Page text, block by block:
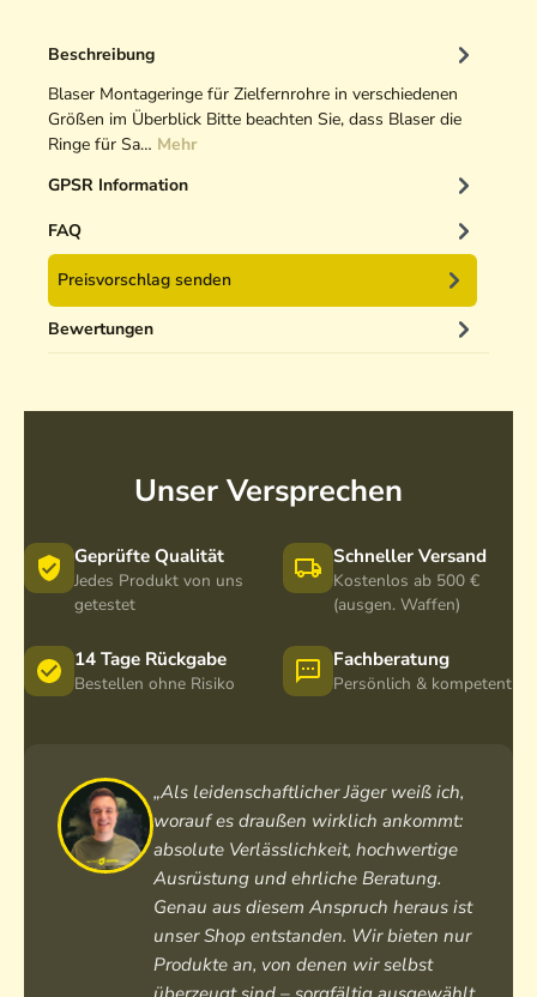
e
m
o
n
t
Beschreibung
Blaser Montageringe für Zielfernrohre in verschiedenen
Größen im Überblick Bitte beachten Sie, dass Blaser die
Ringe für Sa… Mehr
GPSR Information
FAQ
Preisvorschlag senden
Bewertungen
Unser Versprechen
Geprüfte Qualität
Jedes Produkt von uns
getestet
Schneller Versand
Kostenlos ab 500 €
(ausgen. Waffen)
14 Tage Rückgabe
Bestellen ohne Risiko
Fachberatung
Persönlich & kompetent
„Als leidenschaftlicher Jäger weiß ich,
worauf es draußen wirklich ankommt:
absolute Verlässlichkeit, hochwertige
Ausrüstung und ehrliche Beratung.
Genau aus diesem Anspruch heraus ist
unser Shop entstanden. Wir bieten nur
Produkte an, von denen wir selbst